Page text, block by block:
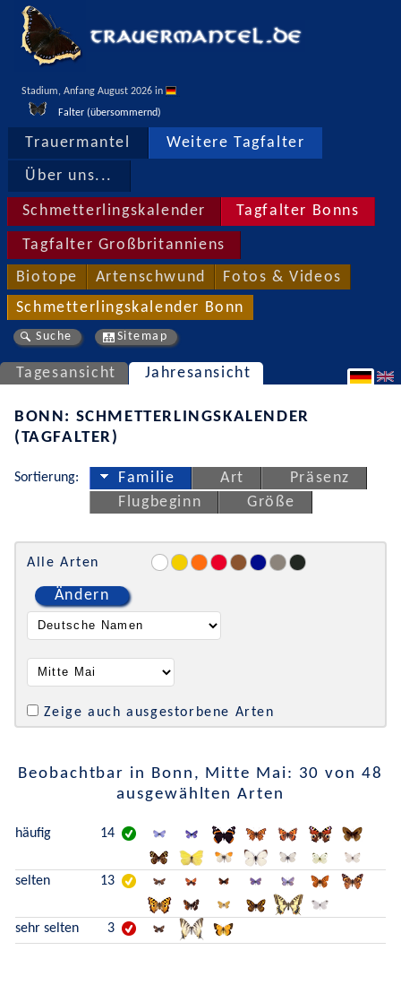
Stadium, Anfang August 2026 in
Falter (übersommernd)
Trauermantel Weitere Tagfalter
Über uns...
Schmetterlingskalender Tagfalter Bonns
Tagfalter Großbritanniens
Biotope Artenschwund Fotos & Videos
Schmetterlingskalender Bonn
Suche Sitemap
Tagesansicht Jahresansicht
BONN: SCHMETTERLINGSKALENDER
(TAGFALTER)
Sortierung: Familie Art
Präsenz
Flugbeginn
Größe
Alle Arten
Ändern
Zeige auch ausgestorbene Arten
Beobachtbar in Bonn, Mitte Mai: 30 von 48
ausgewählten Arten
häufig 14
selten 13
sehr selten 3